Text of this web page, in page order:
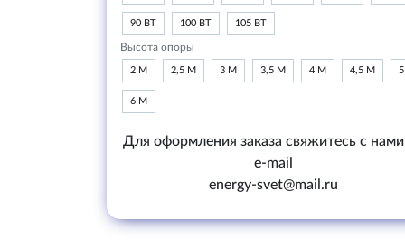
90 ВТ 100 ВТ 105 ВТ
Высота опоры
2 М 2,5 М 3 М 3,5 М 4 М 4,5 М
6 М
Для оформления заказа свяжитесь с
e-mail
energy-svet@mail.ru